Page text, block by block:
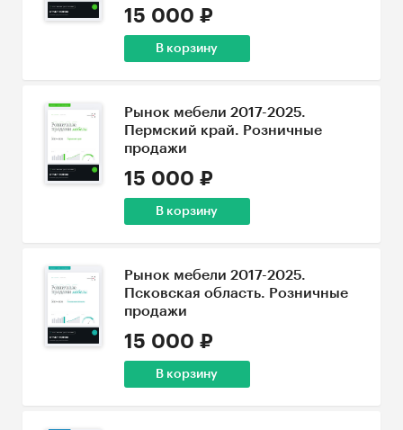
15 000 ₽
В корзину
Рынок мебели 2017-2025.
Пермский край. Розничные
продажи
15 000 ₽
В корзину
Рынок мебели 2017-2025.
Псковская область. Розничные
продажи
15 000 ₽
В корзину